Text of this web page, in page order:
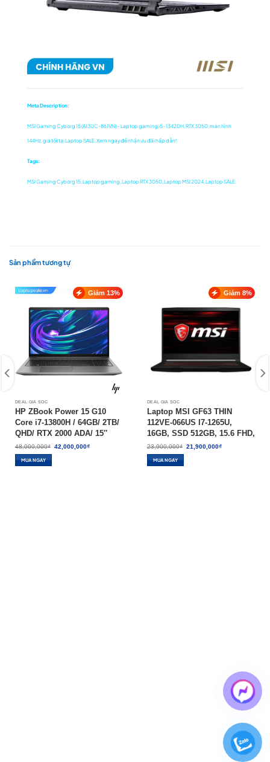
Meta Description:
MSI Gaming Cyborg 15 (A13UC-861VN) – Laptop gaming i5-13420H, RTX 3050, màn hình
144Hz, giá tốt tại Laptop SALE. Xem ngay để nhận ưu đãi hấp dẫn!
Tags:
MSI Gaming Cyborg 15, Laptop gaming, Laptop RTX 3050, Laptop MSI 2024, Laptop SALE
Sản phẩm tương tự
Giảm 13%
DEAL GIÁ SỐC
HP ZBook Power 15 G10
Core i7-13800H / 64GB/ 2TB/
QHD/ RTX 2000 ADA/ 15″
FHD/ Win 11 Mobile
Workstation
48,000,000₫ Giá
gốc
42,000,000₫Giá
MUA NGAY
Giảm 8%
DEAL GIÁ SỐC
Laptop MSI GF63 THIN
112VE-066US I7-1265U,
16GB, SSD 512GB, 15.6 FHD,
RTX™ 4050 , NEW SEAL
23,900,000₫ Giá
gốc
21,900,000₫Giá
MUA NGAY